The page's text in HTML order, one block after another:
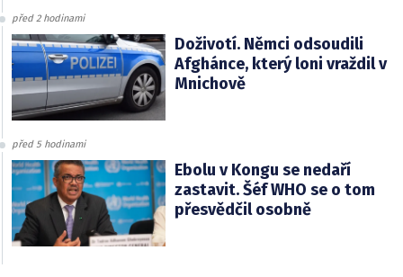
před 2 hodinami
Doživotí. Němci odsoudili
Afghánce, který loni vraždil v
Mnichově
před 5 hodinami
Ebolu v Kongu se nedaří
zastavit. Šéf WHO se o tom
přesvědčil osobně